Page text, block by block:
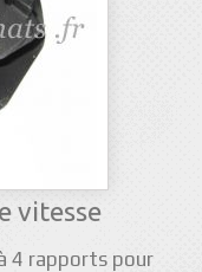
vitesse
4 rapports pour